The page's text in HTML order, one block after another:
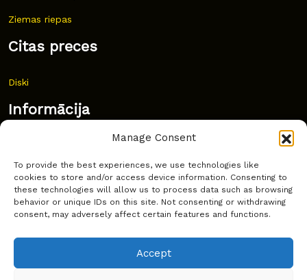
Manage Consent
To provide the best experiences, we use technologies like
cookies to store and/or access device information. Consenting to
these technologies will allow us to process data such as browsing
behavior or unique IDs on this site. Not consenting or withdrawing
consent, may adversely affect certain features and functions.
Accept
Ziemas riepas
Citas preces
Diski
Informācija
Bieži uzdoti jautājumi
Kur pirkt?
Sīkdatņu politika